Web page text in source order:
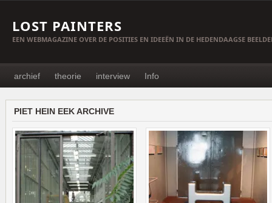
LOST PAINTERS
EEN WEBMAGAZINE OVER DE POSITIES EN IDEEËN IN DE HEDENDAAGSE
archief theorie interview Info
PIET HEIN EEK ARCHIVE